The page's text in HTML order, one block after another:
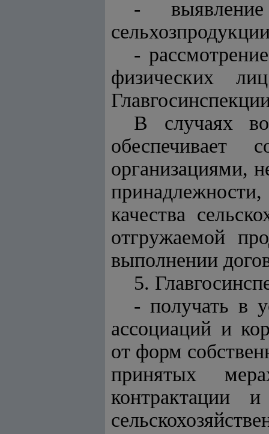
-
-
физических
В случаях
обеспечивает
организациями,
качества
отгружаемой
выполнении
5.
- получать в
ассоциаций и
от форм
принятых
контрактации